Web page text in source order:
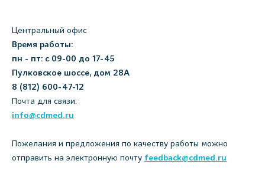
Центральный офис
Время работы:
пн - пт: с 09-00 до 17-45
Пулковское шоссе, дом 28А
8 (812) 600-47-12
Почта для связи:
info@cdmed.ru
Пожелания и предложения по качеству работы можно
отправить на электронную почту feedback@cdmed.ru